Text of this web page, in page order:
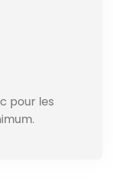
pour les